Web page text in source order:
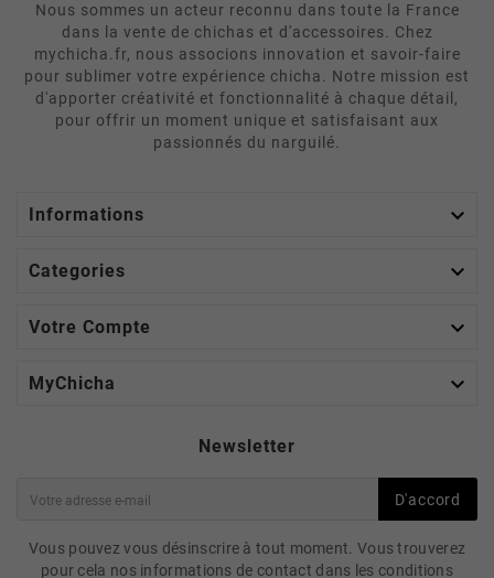
Nous sommes un acteur reconnu dans toute la France
dans la vente de chichas et d'accessoires. Chez
mychicha.fr, nous associons innovation et savoir-faire
pour sublimer votre expérience chicha. Notre mission est
d'apporter créativité et fonctionnalité à chaque détail,
pour offrir un moment unique et satisfaisant aux
passionnés du narguilé.
Informations 
Categories 
Votre Compte 
MyChicha 
Newsletter
D'accord
Vous pouvez vous désinscrire à tout moment. Vous trouverez
pour cela nos informations de contact dans les conditions